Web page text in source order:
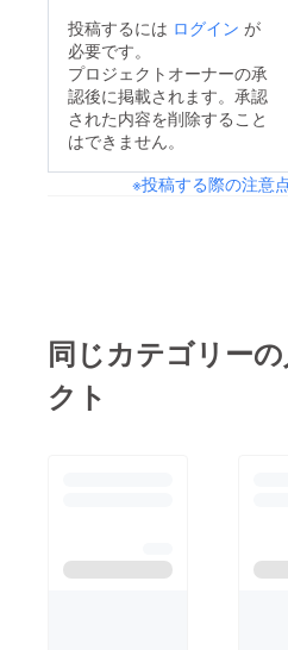
投稿するには ログイン が
必要です。
プロジェクトオーナーの承
認後に掲載されます。承認
された内容を削除すること
はできません。
※投稿する際の注意
同じカテゴリー
クト